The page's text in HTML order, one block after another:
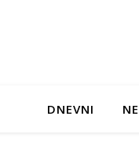
DNEVNI